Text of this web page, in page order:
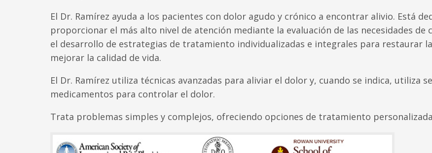
El Dr. Ramírez ayuda a los pacientes con dolor agudo y crónico a encontrar alivio. Está
proporcionar el más alto nivel de atención mediante la evaluación de las necesidades de
el desarrollo de estrategias de tratamiento individualizadas e integrales para restaurar
mejorar la calidad de vida.
El Dr. Ramírez utiliza técnicas avanzadas para aliviar el dolor y, cuando se indica, utiliza
medicamentos para controlar el dolor.
Trata problemas simples y complejos, ofreciendo opciones de tratamiento